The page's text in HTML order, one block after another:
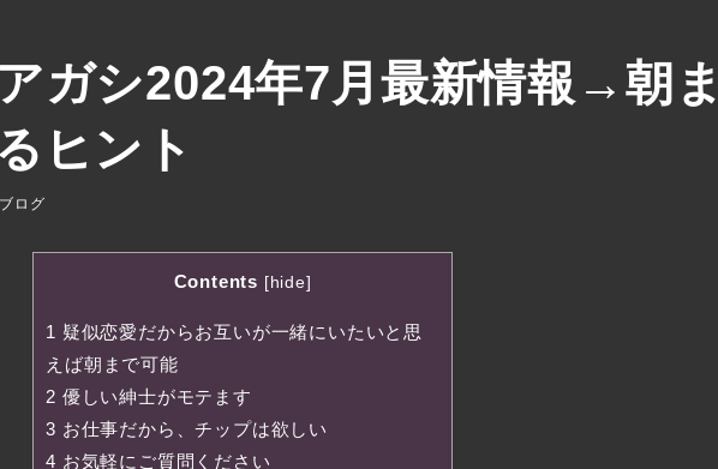
ガシ2024年7月最新情報→朝ま
ヒント
ゴリー
ブログ
Contents [ hide]
1 疑似恋愛だからお互いが一緒にいたいと思
えば朝まで可能
2 優しい紳士がモテます
3 お仕事だから、チップは欲しい
4 お気軽にご質問ください